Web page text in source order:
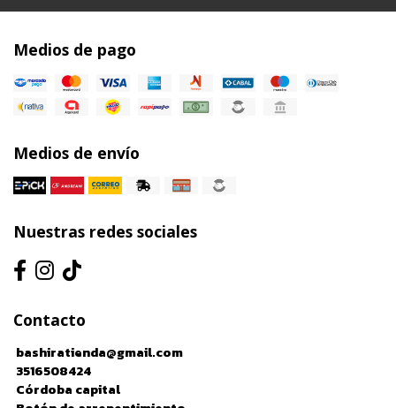
Medios de pago
Medios de envío
Nuestras redes sociales
Contacto
bashiratienda@gmail.com
3516508424
Córdoba capital